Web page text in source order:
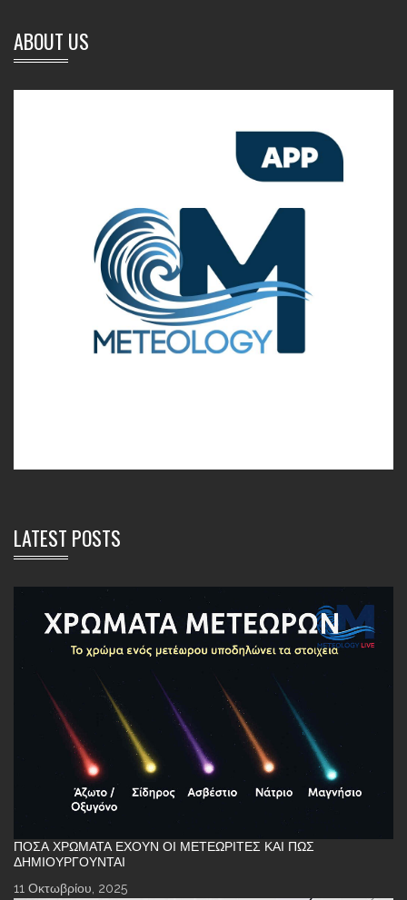
ABOUT US
LATEST POSTS
ΠΌΣΑ ΧΡΏΜΑΤΑ ΈΧΟΥΝ ΟΙ ΜΕΤΕΩΡΊΤΕΣ ΚΑΙ ΠΏΣ
ΔΗΜΙΟΥΡΓΟΎΝΤΑΙ
11 Οκτωβρίου, 2025